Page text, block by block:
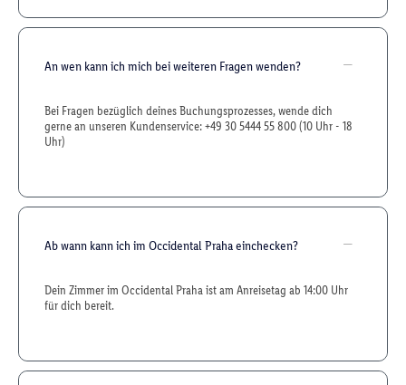
An wen kann ich mich bei weiteren Fragen wenden?
Bei Fragen bezüglich deines Buchungsprozesses, wende dich
gerne an unseren Kundenservice: +49 30 5444 55 800 (10 Uhr - 18
Uhr)
Ab wann kann ich im Occidental Praha einchecken?
Dein Zimmer im Occidental Praha ist am Anreisetag ab 14:00 Uhr
für dich bereit.